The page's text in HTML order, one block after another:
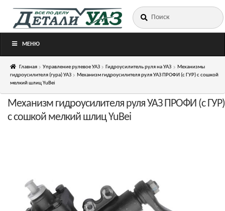
Перейти
Перейти
Искать:
МЕНЮ
Главная Управление рулевое УАЗ Гидроусилитель руля на УАЗ
Механизмы
гидроусилителя (гура) УАЗ
Механизм гидроусилителя руля УАЗ ПРОФИ (с ГУР) с сошкой
мелкий шлиц YuBei
Механизм гидроусилителя руля УАЗ ПРОФИ (с ГУР)
с сошкой мелкий шлиц YuBei